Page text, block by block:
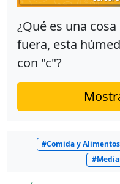
¿Qué es una
fuera, esta
con "c"?
#Comida y Alimentos